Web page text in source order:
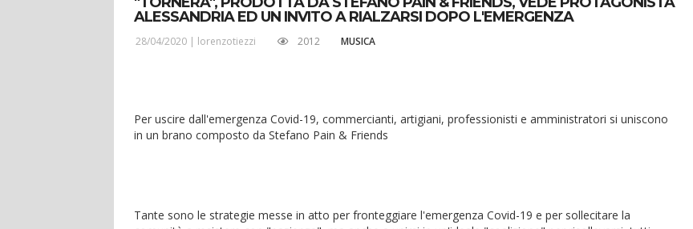
ALESSANDRIA ED UN INVITO A RIALZARSI DOPO L'EMERGENZA
28/04/2020 | lorenzotiezzi 2012 MUSICA
Per uscire dall'emergenza Covid-19, commercianti, artigiani, professionisti e amministratori si uniscono
in un brano composto da Stefano Pain & Friends
Tante sono le strategie messe in atto per fronteggiare l'emergenza Covid-19 e per sollecitare la